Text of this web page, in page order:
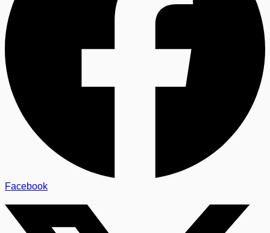
Facebook